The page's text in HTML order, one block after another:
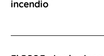
incendio